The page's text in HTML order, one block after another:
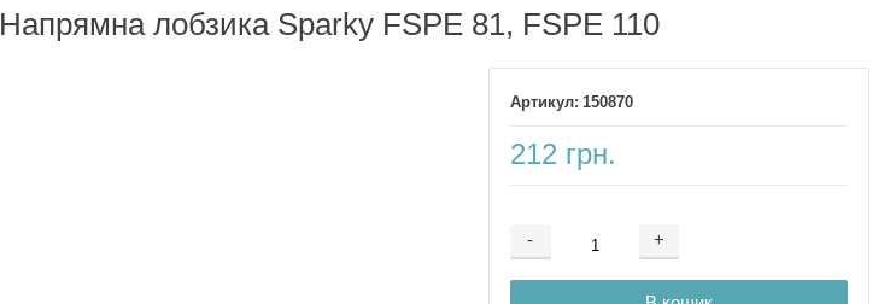
Напрямна лобзика Sparky FSPE 81, FSPE 110
150870
212 грн.
- +
Додається ...
Доданий